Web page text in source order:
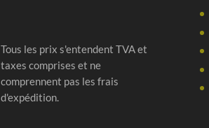
Tous les prix s'entendent TVA et
taxes comprises et ne
comprennent pas les frais
d'expédition.